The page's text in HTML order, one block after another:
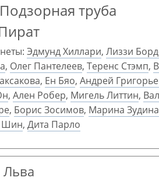
труба
Эдмунд Хиллари, Лиззи
, Олег Пантелеев, Теренс Стэмп,
, Ен Бяо, Андрей
, Ален Робер, Мигель Литтин,
, Борис Зосимов, Марина Зудина
Шин, Дита Парло
Льва